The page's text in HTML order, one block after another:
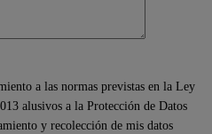
a las normas previstas en la Ley
alusivos a la Protección de Datos
y recolección de mis datos